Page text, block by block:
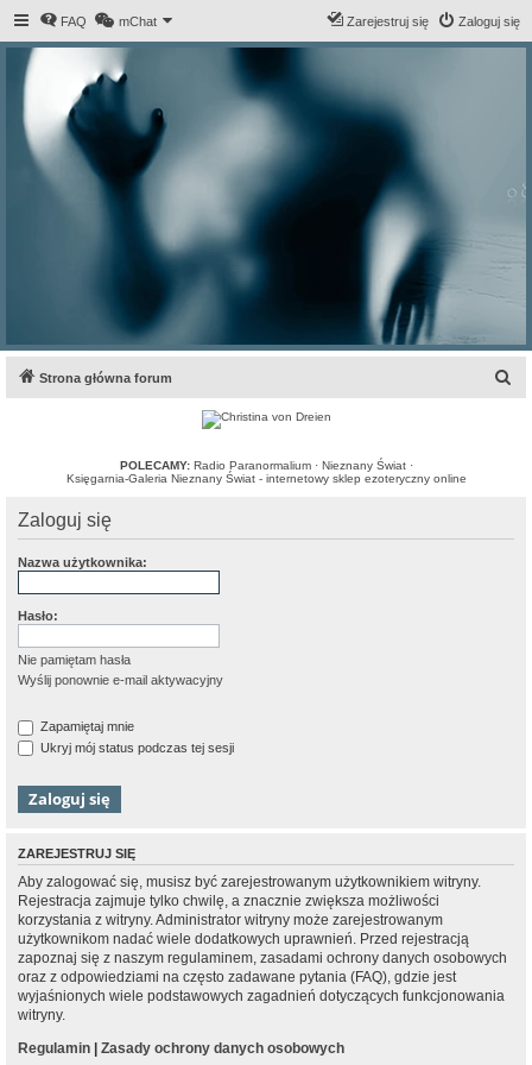
FAQ mChat Zaloguj się
Zarejestruj się
Strona główna forum
POLECAMY: Radio Paranormalium· Nieznany Świat·
Księgarnia-Galeria Nieznany Świat - internetowy sklep ezoteryczny online
Zaloguj się
Nazwa użytkownika:
Hasło:
Nie pamiętam hasła
Wyślij ponownie e-mail aktywacyjny
Zapamiętaj mnie
Ukryj mój status podczas tej sesji
ZAREJESTRUJ SIĘ
Aby zalogować się, musisz być zarejestrowanym użytkownikiem witryny.
Rejestracja zajmuje tylko chwilę, a znacznie zwiększa możliwości
korzystania z witryny. Administrator witryny może zarejestrowanym
użytkownikom nadać wiele dodatkowych uprawnień. Przed rejestracją
zapoznaj się z naszym regulaminem, zasadami ochrony danych osobowych
oraz z odpowiedziami na często zadawane pytania (FAQ), gdzie jest
wyjaśnionych wiele podstawowych zagadnień dotyczących funkcjonowania
witryny.
Regulamin | Zasady ochrony danych osobowych